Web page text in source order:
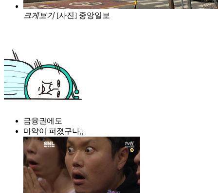
크게보기 [사진] 중앙일보
금융권에도
마약이 퍼졌구나,,